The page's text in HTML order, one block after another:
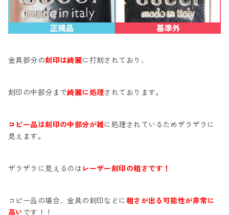
金具部分の刻印は綺麗に打刻されており、
刻印の中部分まで綺麗に処理されております。
コピー品は刻印の中部分が雑に処理されているためザラザラに
見えます。
ザラザラに見えるのは レーザー刻印の粗さです！
コピー品の場合、金具の刻印などに粗さが出る可能性が非常に
高い です！！